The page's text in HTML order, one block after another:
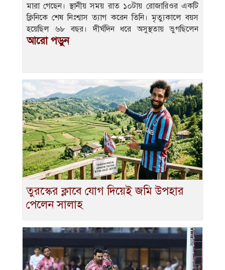
মারা গেছেন। স্থানীয় সময় রাত ১০টায় রোজারিওর একটি
ক্লিনিকে শেষ নিঃশ্বাস ত্যাগ করেন তিনি। মৃত্যুকালে বয়স
হয়েছিল ৬৮ বছর। দীর্ঘদিন ধরে অসুস্থতায় ভুগছিলেন
আরো পড়ুন
তুরস্কের ক্লাবে যোগ দিয়েই জমি উপহার
পেলেন সালাহ